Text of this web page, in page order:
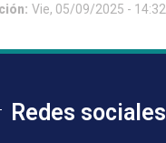
Vie, 05/09/2025 - 14:32
Redes sociales